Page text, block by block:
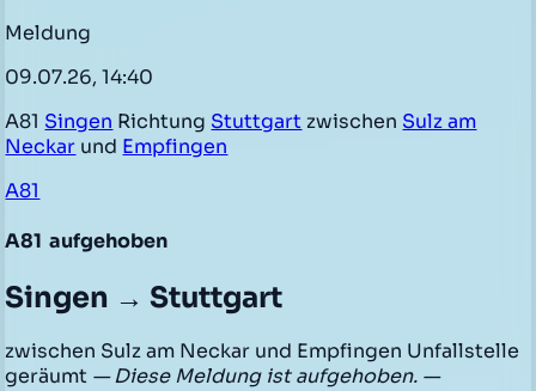
Meldung
09.07.26, 14:40
A81 Singen Richtung Stuttgart zwischen Sulz am
Neckar und Empfingen
A81
A81 aufgehoben
Singen → Stuttgart
zwischen Sulz am Neckar und Empfingen Unfallstelle
geräumt — Diese Meldung ist aufgehoben. —